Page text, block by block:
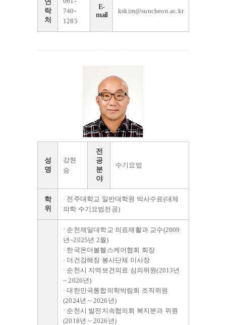
연
락
처
740-
1285
E-
mail
kskim@suncheon.ac.kr
성
명
강현
승
전
공
분
야
수기요법
학
위
· 전주대학교 일반대학원 박사수료(대체
의학 수기요법전공)
· 순천제일대학교 의료재활과 교수(2009
년~2025년 2월)
· 한국온더볼헬스케어협회 회장
· 더건강해짐 봉사단체 이사장
· 순천시 지역보건의료 심의위원(2013년
~ 2026년)
· 대한민국통합의학박람회 조직위원
(2024년 ~ 2026년)
· 순천시 발전지속협의회 복지분과 위원
(2018년 ~ 2026년)